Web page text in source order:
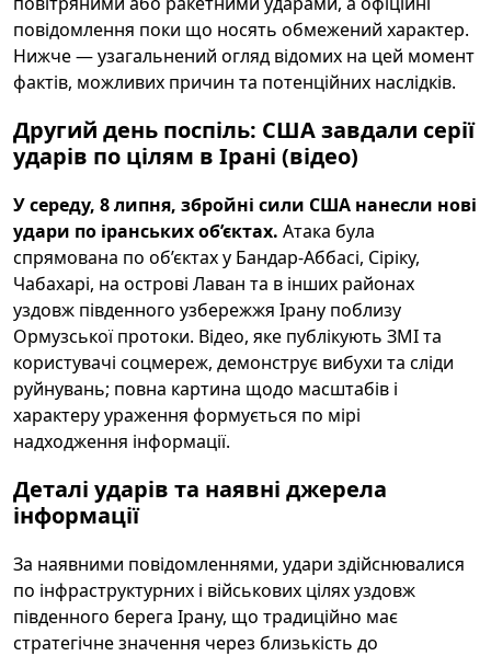
повідомлення поки що носять обмежений характер.
Нижче — узагальнений огляд відомих на цей момент
фактів, можливих причин та потенційних наслідків.
Другий день поспіль: США завдали серії
ударів по цілям в Ірані (відео)
У середу, 8 липня, збройні сили США нанесли нові
удари по іранських об’єктах. Атака була
спрямована по об’єктах у Бандар-Аббасі, Сіріку,
Чабахарі, на острові Лаван та в інших районах
уздовж південного узбережжя Ірану поблизу
Ормузської протоки. Відео, яке публікують ЗМІ та
користувачі соцмереж, демонструє вибухи та сліди
руйнувань; повна картина щодо масштабів і
характеру ураження формується по мірі
надходження інформації.
Деталі ударів та наявні джерела
інформації
За наявними повідомленнями, удари здійснювалися
по інфраструктурних і військових цілях уздовж
південного берега Ірану, що традиційно має
стратегічне значення через близькість до